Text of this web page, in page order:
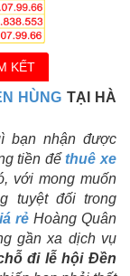
KẾT
HÙNG TẠI HÀ
bạn nhận được
tiền đểthuê xe
với mong muốn
tuyệt đối trong
rẻHoàng Quân
gần xa dịch vụ
đi lễ hội Đền